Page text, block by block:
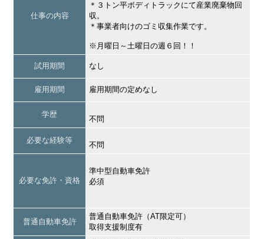
仕事の内容
＊３トン平ボディトラックにて産業廃棄物回
収。
＊事業者向けのゴミ収集作業です。
※月曜日～土曜日の週６回！！
試用期間 なし
雇用期間 雇用期間の定めなし
学歴
不問
必要な経験等
不問
必要な免許・資格
準中型自動車免許
必須
普通自動車免許
普通自動車免許（AT限定可）
取得支援制度有